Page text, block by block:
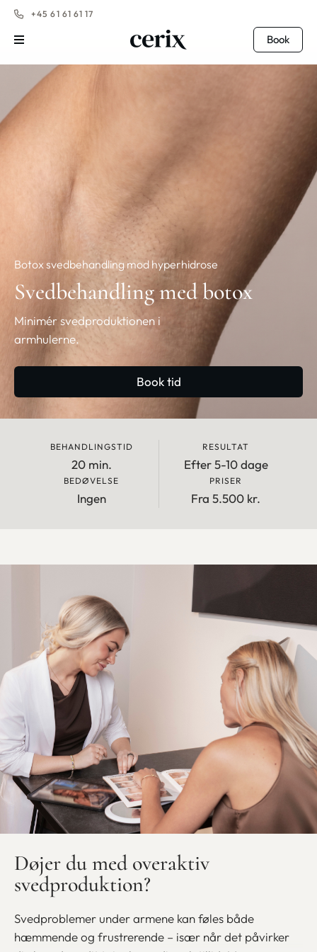
+45 61 61 61 17
Book
Botox svedbehandling mod hyperhidrose
Svedbehandling med botox
Minimér svedproduktionen i
armhulerne.
Book tid
BEHANDLINGSTID
20 min.
RESULTAT
Efter 5-10 dage
BEDØVELSE
Ingen
PRISER
Fra 5.500 kr.
Døjer du med overaktiv
svedproduktion?
Svedproblemer under armene kan føles både
hæmmende og frustrerende – især når det påvirker